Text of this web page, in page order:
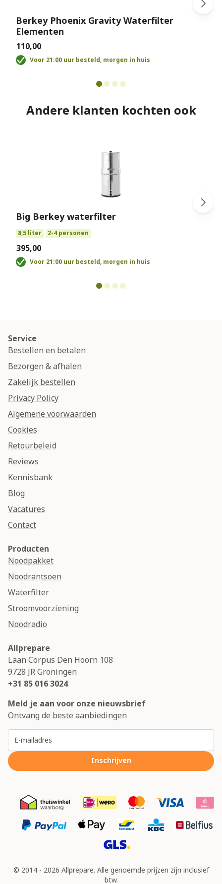
Berkey Phoenix Gravity Waterfilter
Elementen
€110,00
Voor 21:00 uur besteld, morgen in huis
Andere klanten kochten ook
Big Berkey waterfilter
8,5 liter 2-4 personen
€395,00
Voor 21:00 uur besteld, morgen in huis
Service
Bestellen en betalen
Bezorgen & afhalen
Zakelijk bestellen
Privacy Policy
Algemene voorwaarden
Cookies
Retourbeleid
Reviews
Kennisbank
Blog
Vacatures
Contact
Producten
Noodpakket
Noodrantsoen
Waterfilter
Stroomvoorziening
Noodradio
Allprepare
Laan Corpus Den Hoorn 108
9728 JRGroningen
+31 85 016 3024
Meld je aan voor onze nieuwsbrief
Ontvang de beste aanbiedingen
Inschrijven
© 2014 - 2026 Allprepare. Alle genoemde prijzen zijn inclusief
btw.